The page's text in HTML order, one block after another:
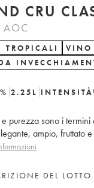
CRU
AOC
TROPICALI
VINO
% 2.25 L INTENSITÀ
purezza sono i
ampio, fruttato
DEL LOTTO